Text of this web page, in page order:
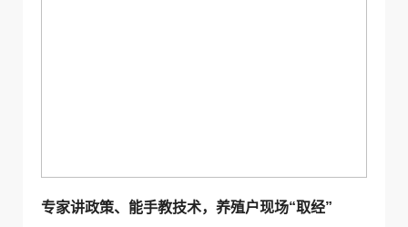
专家讲政策、能手教技术，养殖户现场“取经”